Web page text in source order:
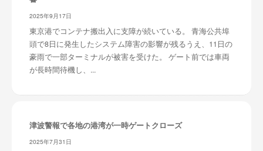
2025年9月17日
東京港でコンテナ搬出入に支障が続いている。 青海公共埠
頭で8日に発生したシステム障害の影響が残るうえ、11日の
豪雨で一部ターミナルが被害を受けた。 ゲート前では車両
が長時間待機し、...
津波警報で各地の港湾が一時ゲートクローズ
2025年7月31日